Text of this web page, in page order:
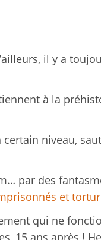
il y a
à la
niveau,
par des
et
qui ne
15 ans après !